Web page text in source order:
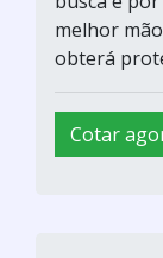
melhor
obterá
Cotar